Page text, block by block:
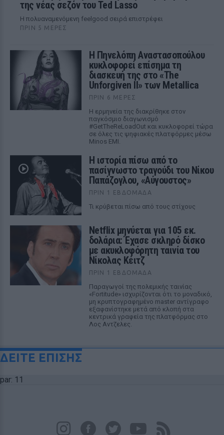
της νέας σεζόν του Ted Lasso
Η πολυαναμενόμενη feelgood σειρά επιστρέφει
ΠΡΙΝ 5 ΜΈΡΕΣ
Η Πηνελόπη Αναστασοπούλου
κυκλοφορεί επίσημα τη
διασκευή της στο «The
Unforgiven II» των Metallica
ΠΡΙΝ 6 ΜΈΡΕΣ
Η ερμηνεία της διακρίθηκε στον
παγκόσμιο διαγωνισμό
#GetTheReLoadOut και κυκλοφορεί τώρα
σε όλες τις ψηφιακές πλατφόρμες μέσω
Minos EMI.
Η ιστορία πίσω από το
πασίγνωστο τραγούδι του Νίκου
Παπάζογλου, «Αύγουστος»
ΠΡΙΝ 1 ΕΒΔΟΜΆΔΑ
Τι κρύβεται πίσω από τους στίχους
Netflix μηνύεται για 105 εκ.
δολάρια: Έχασε σκληρό δίσκο
με ακυκλοφόρητη ταινία του
Νίκολας Κέιτζ
ΠΡΙΝ 1 ΕΒΔΟΜΆΔΑ
Παραγωγοί της πολεμικής ταινίας
«Fortitude» ισχυρίζονται ότι το μοναδικό,
μη κρυπτογραφημένο master αντίγραφο
εξαφανίστηκε μετά από κλοπή στα
κεντρικά γραφεία της πλατφόρμας στο
Λος Αντζελες.
ΔΕΙΤΕ ΕΠΙΣΗΣ
par: 11